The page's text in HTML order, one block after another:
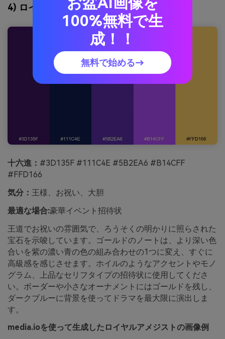
4) ロイヤルアメジスト
十六進： #3D135F #111C4E #5B2EA6 #B14CFF
#FFD166
気分： 王様、お祝い、大胆
最適な場合:豪華イベント招待状
王道でお祝いの雰囲気で、ろうそくの明かりに照らされた
宝石を示唆しています。ゴールドのノートは、より深い色
合いを紫の濃い青の色の組み合わせの1つに変え、すぐに
高級感を感じさせます。ホイルのようなアクセントやモノ
グラム、上品なセリフタイプの招待状に使用してくださ
い。ボーダーや小さなオーナメントにはゴールドを残し、
ダークブルーに背景を使ってドラマを最大限に演出しま
す。
media.ioを使って生成したロイヤルアメジストの画像例
100%無料で生
成！！
無料で始める→